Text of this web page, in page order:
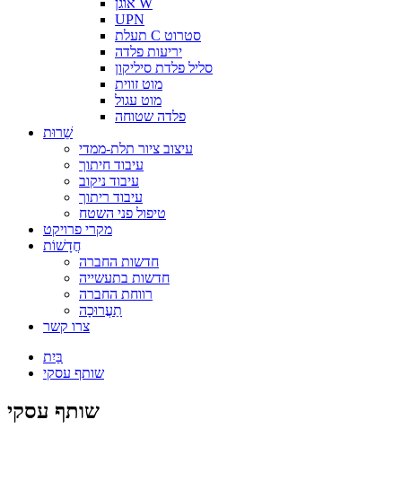
אוגן W
UPN
תעלת C סטרוט
יריעות פלדה
סליל פלדת סיליקון
מוט זווית
מוט עגול
פלדה שטוחה
שֵׁרוּת
עיצוב ציור תלת-ממדי
עיבוד חיתוך
עיבוד ניקוב
עיבוד ריתוך
טיפול פני השטח
מקרי פרויקט
חֲדָשׁוֹת
חדשות החברה
חדשות בתעשייה
רווחת החברה
תַעֲרוּכָה
צרו קשר
בַּיִת
שותף עסקי
שותף עסקי